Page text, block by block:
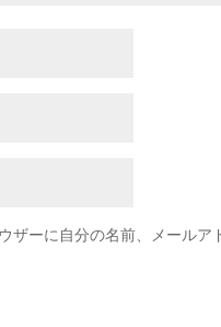
ザーに自分の名前、メールア